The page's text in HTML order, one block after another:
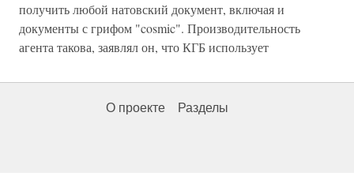
получить любой натовский документ, включая и
документы с грифом "cosmic". Производительность
агента такова, заявлял он, что КГБ использует
О проекте Разделы